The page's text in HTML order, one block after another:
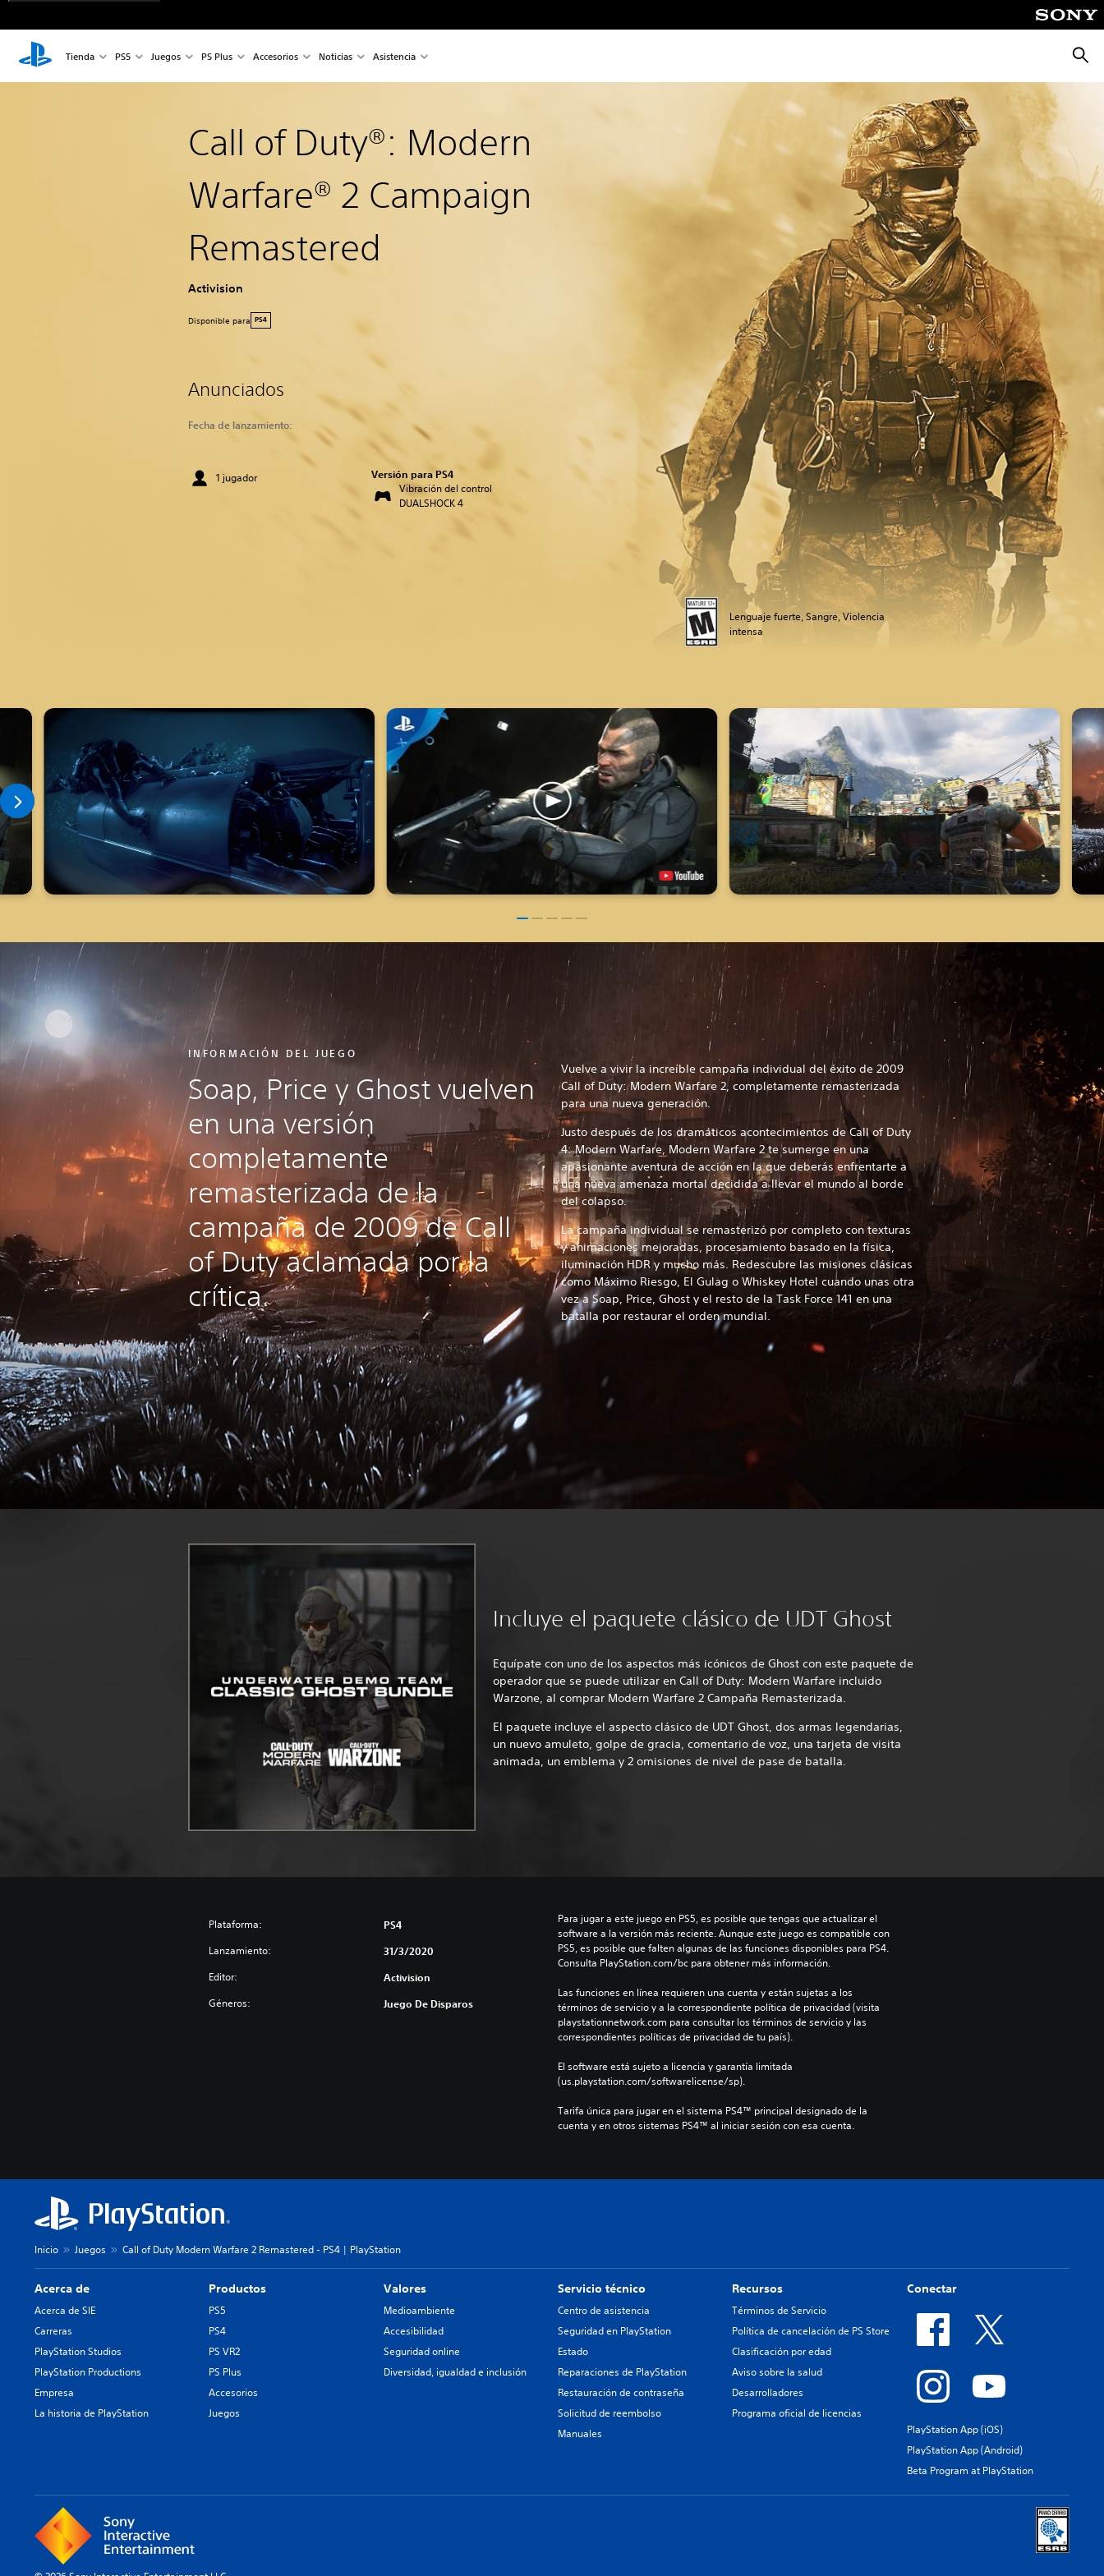
Tienda PS5 Juegos PS Plus Accesorios Noticias Asistencia
Call of Duty®: Modern
Warfare® 2 Campaign
Remastered
Activision
Disponible para PS4
Anunciados
Fecha de lanzamiento:
1 jugador Versión para PS4
Vibración del control
DUALSHOCK 4
Lenguaje fuerte, Sangre, Violencia
intensa
INFORMACIÓN DEL JUEGO
Soap, Price y Ghost vuelven
en una versión
completamente
remasterizada de la
campaña de 2009 de Call
of Duty aclamada por la
crítica.
Vuelve a vivir la increíble campaña individual del éxito de 2009
Call of Duty: Modern Warfare 2, completamente remasterizada
para una nueva generación.
Justo después de los dramáticos acontecimientos de Call of Duty
4: Modern Warfare, Modern Warfare 2 te sumerge en una
apasionante aventura de acción en la que deberás enfrentarte a
una nueva amenaza mortal decidida a llevar el mundo al borde
del colapso.
La campaña individual se remasterizó por completo con texturas
y animaciones mejoradas, procesamiento basado en la física,
iluminación HDR y mucho más. Redescubre las misiones clásicas
como Máximo Riesgo, El Gulag o Whiskey Hotel cuando unas otra
vez a Soap, Price, Ghost y el resto de la Task Force 141 en una
batalla por restaurar el orden mundial.
Incluye el paquete clásico de UDT Ghost
Equípate con uno de los aspectos más icónicos de Ghost con este paquete de
operador que se puede utilizar en Call of Duty: Modern Warfare incluido
Warzone, al comprar Modern Warfare 2 Campaña Remasterizada.
El paquete incluye el aspecto clásico de UDT Ghost, dos armas legendarias,
un nuevo amuleto, golpe de gracia, comentario de voz, una tarjeta de visita
animada, un emblema y 2 omisiones de nivel de pase de batalla.
Plataforma: PS4
Lanzamiento: 31/3/2020
Editor: Activision
Géneros: Juego De Disparos
Para jugar a este juego en PS5, es posible que tengas que actualizar el
software a la versión más reciente. Aunque este juego es compatible con
PS5, es posible que falten algunas de las funciones disponibles para PS4.
Consulta PlayStation.com/bc para obtener más información.
Las funciones en línea requieren una cuenta y están sujetas a los
términos de servicio y a la correspondiente política de privacidad (visita
playstationnetwork.com para consultar los términos de servicio y las
correspondientes políticas de privacidad de tu país).
El software está sujeto a licencia y garantía limitada
(us.playstation.com/softwarelicense/sp).
Tarifa única para jugar en el sistema PS4™ principal designado de la
cuenta y en otros sistemas PS4™ al iniciar sesión con esa cuenta.
Inicio Juegos Call of Duty Modern Warfare 2 Remastered - PS4 | PlayStation
Acerca de
Acerca de SIE
Carreras
PlayStation Studios
PlayStation Productions
Empresa
La historia de PlayStation
Productos
PS5
PS4
PS VR2
PS Plus
Accesorios
Juegos
Valores
Medioambiente
Accesibilidad
Seguridad online
Diversidad, igualdad e inclusión
Servicio técnico
Centro de asistencia
Seguridad en PlayStation
Estado
Reparaciones de PlayStation
Restauración de contraseña
Solicitud de reembolso
Manuales
Recursos
Términos de Servicio
Política de cancelación de PS Store
Clasificación por edad
Aviso sobre la salud
Desarrolladores
Programa oficial de licencias
Conectar
PlayStation App (iOS)
PlayStation App (Android)
Beta Program at PlayStation